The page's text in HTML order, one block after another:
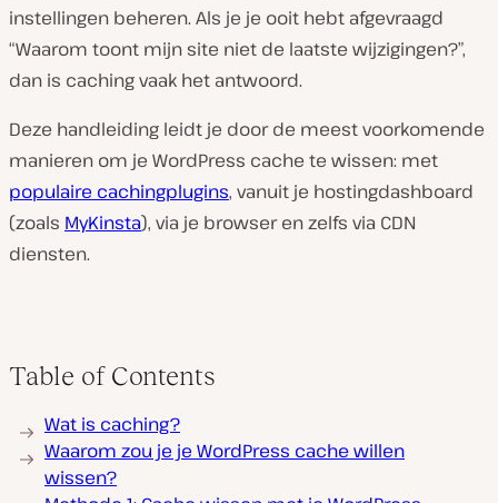
instellingen beheren. Als je je ooit hebt afgevraagd
“Waarom toont mijn site niet de laatste wijzigingen?”,
dan is caching vaak het antwoord.
Deze handleiding leidt je door de meest voorkomende
manieren om je WordPress cache te wissen: met
populaire cachingplugins, vanuit je hostingdashboard
(zoals MyKinsta), via je browser en zelfs via CDN
diensten.
Table of Contents
Wat is caching?
Waarom zou je je WordPress cache willen
wissen?